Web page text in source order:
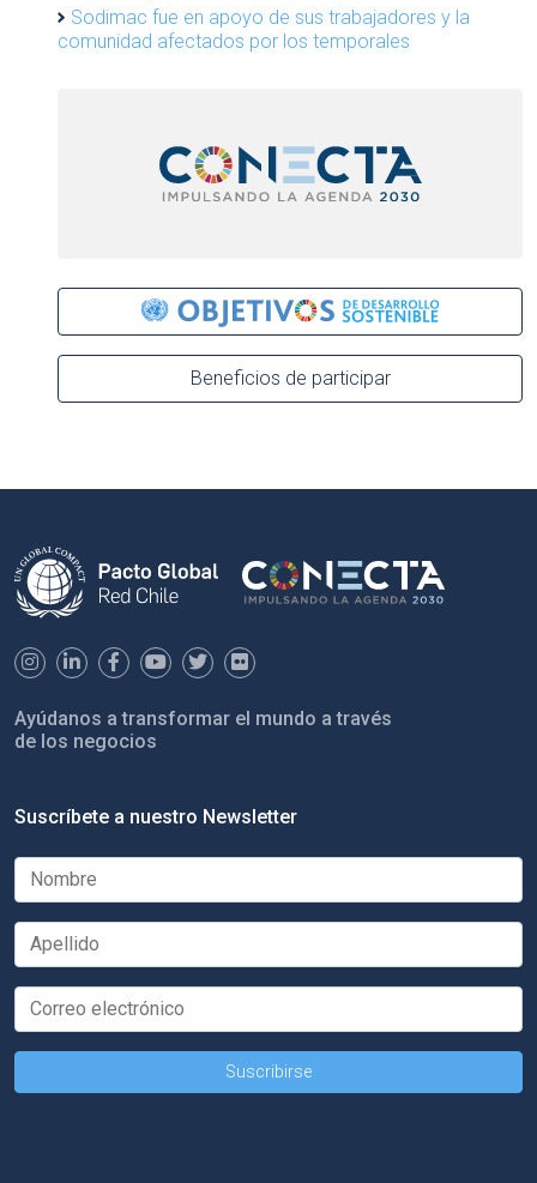
Sodimac fue en apoyo de sus trabajadores y la
comunidad afectados por los temporales
Beneficios de participar
Ayúdanos a transformar el mundo a través
de los negocios
Suscríbete a nuestro Newsletter